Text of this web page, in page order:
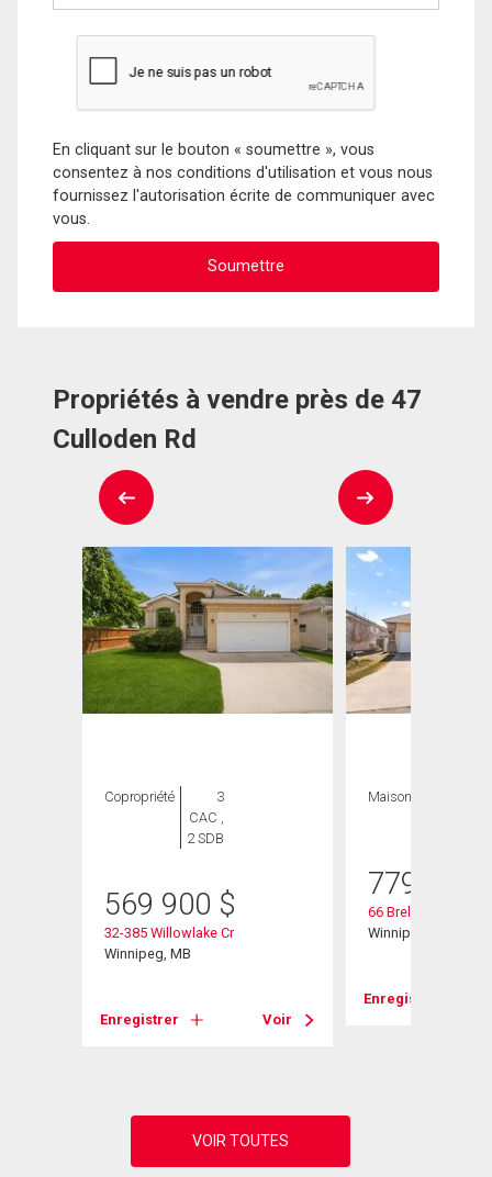
En cliquant sur le bouton « soumettre », vous
consentez à nos conditions d'utilisation et vous nous
fournissez l'autorisation écrite de communiquer avec
vous.
Propriétés à vendre près de 47
Culloden Rd
Copropriété
3
CAC ,
2 SDB
569 900 $
32-385 Willowlake Cr
Winnipeg, MB
Enregistrer Voir
Maison
779 900
66 Breland Bay
Winnipeg, MB
Enregistrer